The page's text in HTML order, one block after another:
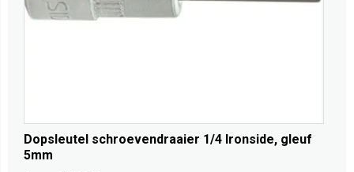
Dopsleutel schroevendraaier 1/4 Ironside, gleuf
5mm